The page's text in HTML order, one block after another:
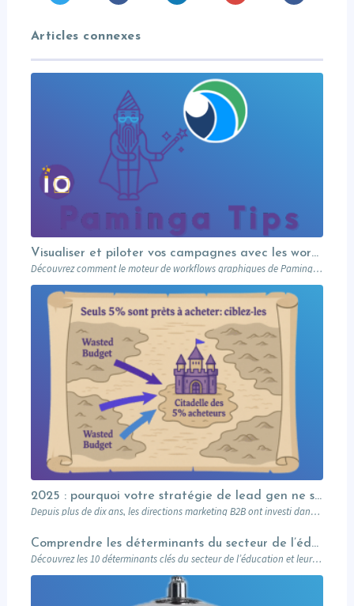
Articles connexes
Visualiser et piloter vos campagnes avec les workflows graphiques Paminga.
Découvrez comment le moteur de workflows graphiques de Paminga vous permet de visualiser toute la logique de vos campagnes en un seul coup d’œil — branches conditionnelles, AB tests, waits et intégration Salesforce.
2025 : pourquoi votre stratégie de lead gen ne suffit plus (et comment l’Account-Based Marketing peut relancer vos performances)
Depuis plus de dix ans, les directions marketing B2B ont investi dans des plateformes…
Comprendre les déterminants du secteur de l’éducation et leurs impacts sur le marketing
Découvrez les 10 déterminants clés du secteur de l’éducation et leur impact sur le marketing : attentes des prospects, innovations digitales, impact sociétal, et stratégies pour des campagnes réussies. Un guide complet pour les professionnels du marketing éducatif.